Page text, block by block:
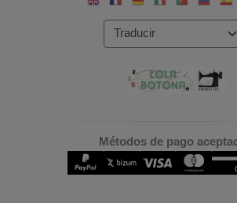
Métodos de pago